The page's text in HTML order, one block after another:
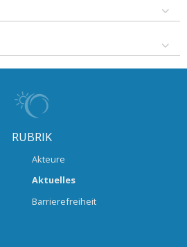
RUBRIK
Akteure
Aktuelles
Barrierefreiheit